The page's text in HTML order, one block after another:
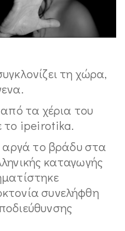
τη χώρα,
τα χέρια του
το ipeirotika.
αργά το βράδυ στα
καταγωγής
συνελήφθη